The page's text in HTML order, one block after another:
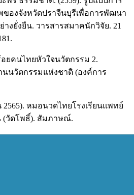
ของจังหวัดปราจีนบุรีเพื่อการพัฒนา
งยั่งยืน. วารสารสมาคนักวิจัย. 21
ยคนไทยหัวใจนวัตกรรม 2.
นนวัตกรรมแห่งชาติ (องค์การ
หมอนวดไทยโรงเรียนแพทย์
(วัดโพธิ์). สัมภาษณ์.